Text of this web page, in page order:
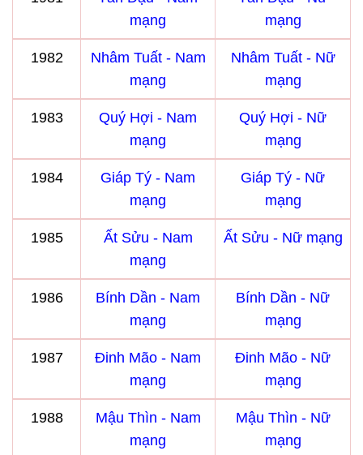
mạng
mạng
1982
Nhâm Tuất - Nam
mạng
Nhâm Tuất - Nữ
mạng
1983
Quý Hợi - Nam
mạng
Quý Hợi - Nữ
mạng
1984
Giáp Tý - Nam
mạng
Giáp Tý - Nữ
mạng
1985
Ất Sửu - Nam
mạng
Ất Sửu - Nữ mạng
1986
Bính Dần - Nam
mạng
Bính Dần - Nữ
mạng
1987
Đinh Mão - Nam
mạng
Đinh Mão - Nữ
mạng
1988
Mậu Thìn - Nam
mạng
Mậu Thìn - Nữ
mạng